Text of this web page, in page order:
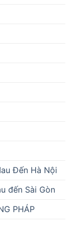
Đến Hà Nội
đến Sài Gòn
PHÁP